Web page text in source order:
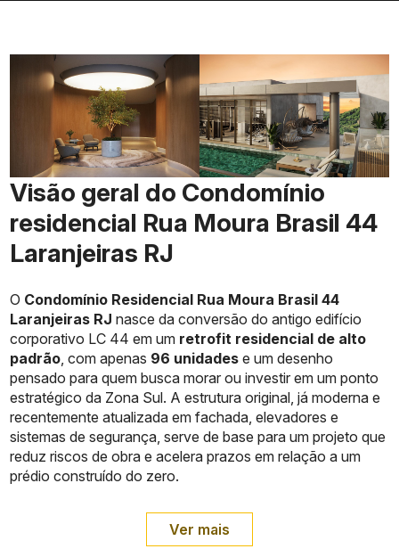
Visão geral do Condomínio
residencial Rua Moura Brasil 44
Laranjeiras RJ
O Condomínio Residencial Rua Moura Brasil 44
Laranjeiras RJ nasce da conversão do antigo edifício
corporativo LC 44 em um retrofit residencial de alto
padrão, com apenas 96 unidades e um desenho
pensado para quem busca morar ou investir em um ponto
estratégico da Zona Sul. A estrutura original, já moderna e
recentemente atualizada em fachada, elevadores e
sistemas de segurança, serve de base para um projeto que
reduz riscos de obra e acelera prazos em relação a um
prédio construído do zero.
Ver mais